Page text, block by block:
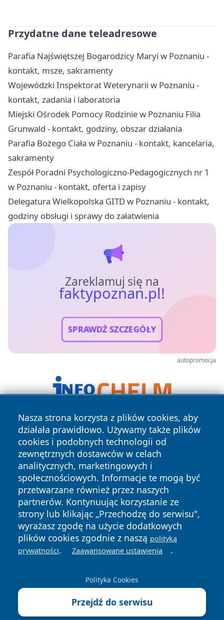
Przydatne dane teleadresowe
Parafia Najświętszej Bogarodzicy Maryi w Poznaniu -
kontakt, msze, sakramenty
Wojewódzki Inspektorat Weterynarii w Poznaniu -
kontakt, zadania i laboratoria
Miejski Ośrodek Pomocy Rodzinie w Poznaniu Filia
Grunwald - kontakt, godziny, obszar działania
Parafia Bożego Ciała w Poznaniu - kontakt, kancelaria,
sakramenty
Zespół Poradni Psychologiczno-Pedagogicznych nr 1
w Poznaniu - kontakt, oferta i zapisy
Delegatura Wielkopolska GITD w Poznaniu - kontakt,
godziny obsługi i sprawy do załatwienia
Zareklamuj się na
faktypoznan.pl!
SPRAWDŹ SZCZEGÓŁY
autopromocja
Nasza strona korzysta z plików cookies, aby
działała prawidłowo. Używamy także plików
cookies i podobnych technologii od
zewnętrznych dostawców w celach
analitycznych, marketingowych i
społecznościowych. Informacje te mogą być
przetwarzane również przez naszych
partnerów. Kontynuując korzystanie ze
strony lub klikając „Przechodzę do serwisu",
wyrażasz zgodę na użycie dodatkowych
plików cookies zgodnie z naszą polityką
prywatności. Zaawansowane ustawienia .
Polityka Cookies
Przejdź do serwisu
Copyright © 2026 faktypoznan.pl Wszystkie prawa
zastrzeżone.
News Autorzy
Polityka
Prywatności
Polityka
Cookies